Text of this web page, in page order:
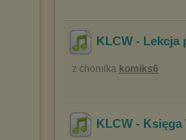
KLCW -
z chomika komiks6
KLCW - Księga